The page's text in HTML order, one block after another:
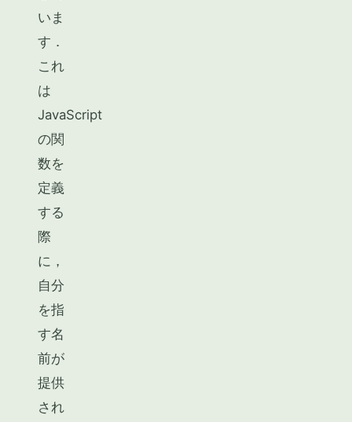
いま
す．
これ
は
JavaScript
の関
数を
定義
する
際
に，
自分
を指
す名
前が
提供
され